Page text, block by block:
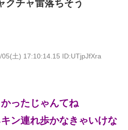
クチャ雷落ちそう
05(土) 17:10:14.15 ID:UTjpJfXra
ったじゃんてね
ン連れ歩かなきゃいけな